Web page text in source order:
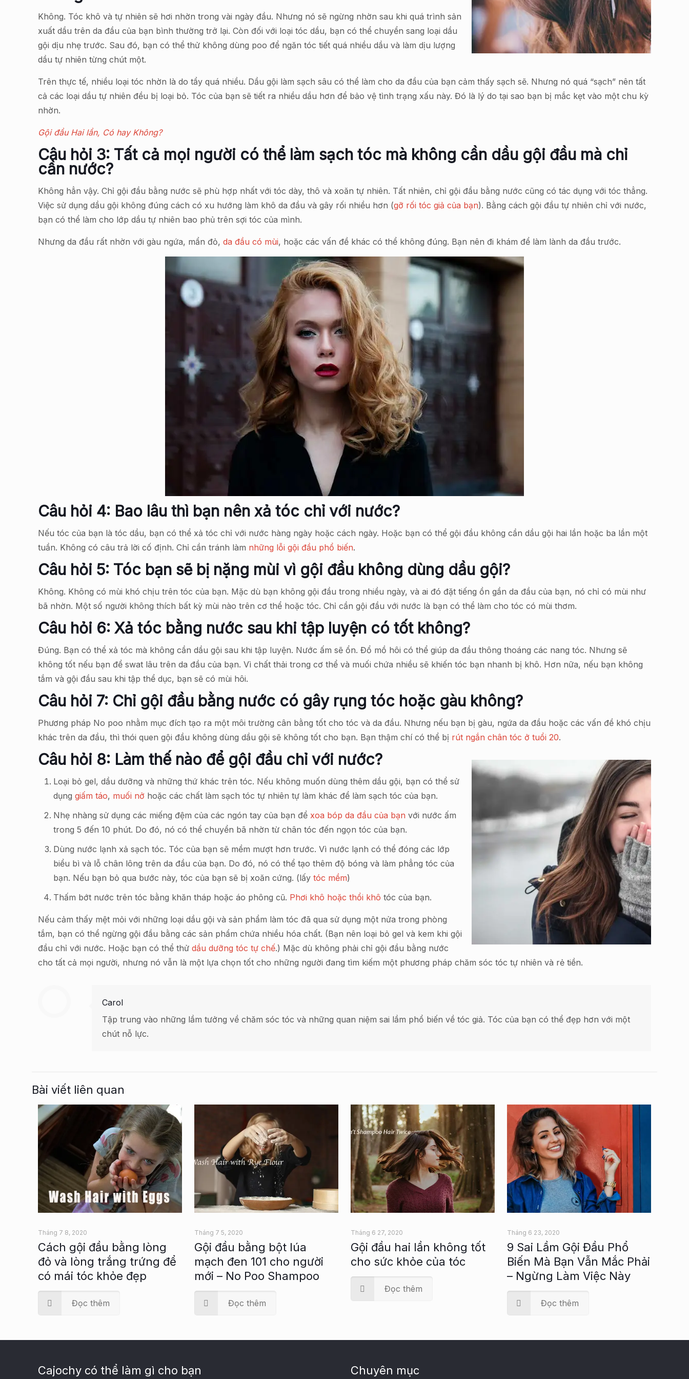
Không. Tóc khô và tự nhiên sẽ hơi nhờn trong vài ngày đầu. Nhưng nó sẽ ngừng nhờn sau khi quá trình sản
xuất dầu trên da đầu của bạn bình thường trở lại. Còn đối với loại tóc dầu, bạn có thể chuyển sang loại dầu
gội dịu nhẹ trước. Sau đó, bạn có thể thử không dùng poo để ngăn tóc tiết quá nhiều dầu và làm dịu lượng
dầu tự nhiên từng chút một.
Trên thực tế, nhiều loại tóc nhờn là do tẩy quá nhiều. Dầu gội làm sạch sâu có thể làm cho da đầu của bạn cảm thấy sạch sẽ. Nhưng nó quá “sạch” nên tất
cả các loại dầu tự nhiên đều bị loại bỏ. Tóc của bạn sẽ tiết ra nhiều dầu hơn để bảo vệ tình trạng xấu này. Đó là lý do tại sao bạn bị mắc kẹt vào một chu kỳ
nhờn.
Gội đầu Hai lần, Có hay Không?
Câu hỏi 3: Tất cả mọi người có thể làm sạch tóc mà không cần dầu gội đầu mà chỉ
cần nước?
Không hẳn vậy. Chỉ gội đầu bằng nước sẽ phù hợp nhất với tóc dày, thô và xoăn tự nhiên. Tất nhiên, chỉ gội đầu bằng nước cũng có tác dụng với tóc thẳng.
Việc sử dụng dầu gội không đúng cách có xu hướng làm khô da đầu và gây rối nhiều hơn (gỡ rối tóc giả của bạn). Bằng cách gội đầu tự nhiên chỉ với nước,
bạn có thể làm cho lớp dầu tự nhiên bao phủ trên sợi tóc của mình.
Nhưng da đầu rất nhờn với gàu ngứa, mẩn đỏ,da đầu có mùi, hoặc các vấn đề khác có thể không đúng. Bạn nên đi khám để làm lành da đầu trước.
Câu hỏi 4: Bao lâu thì bạn nên xả tóc chỉ với nước?
Nếu tóc của bạn là tóc dầu, bạn có thể xả tóc chỉ với nước hàng ngày hoặc cách ngày. Hoặc bạn có thể gội đầu không cần dầu gội hai lần hoặc ba lần một
tuần. Không có câu trả lời cố định. Chỉ cần tránh làm những lỗi gội đầu phổ biến.
Câu hỏi 5: Tóc bạn sẽ bị nặng mùi vì gội đầu không dùng dầu gội?
Không. Không có mùi khó chịu trên tóc của bạn. Mặc dù bạn không gội đầu trong nhiều ngày, và ai đó đặt tiếng ồn gần da đầu của bạn, nó chỉ có mùi như
bã nhờn. Một số người không thích bất kỳ mùi nào trên cơ thể hoặc tóc. Chỉ cần gội đầu với nước là bạn có thể làm cho tóc có mùi thơm.
Câu hỏi 6: Xả tóc bằng nước sau khi tập luyện có tốt không?
Đúng. Bạn có thể xả tóc mà không cần dầu gội sau khi tập luyện. Nước ấm sẽ ổn. Đổ mồ hôi có thể giúp da đầu thông thoáng các nang tóc. Nhưng sẽ
không tốt nếu bạn để swat lâu trên da đầu của bạn. Vì chất thải trong cơ thể và muối chứa nhiều sẽ khiến tóc bạn nhanh bị khô. Hơn nữa, nếu bạn không
tắm và gội đầu sau khi tập thể dục, bạn sẽ có mùi hôi.
Câu hỏi 7: Chỉ gội đầu bằng nước có gây rụng tóc hoặc gàu không?
Phương pháp No poo nhằm mục đích tạo ra một môi trường cân bằng tốt cho tóc và da đầu. Nhưng nếu bạn bị gàu, ngứa da đầu hoặc các vấn đề khó chịu
khác trên da đầu, thì thói quen gội đầu không dùng dầu gội sẽ không tốt cho bạn. Bạn thậm chí có thể bị rút ngắn chân tóc ở tuổi 20.
Câu hỏi 8: Làm thế nào để gội đầu chỉ với nước?
Loại bỏ gel, dầu dưỡng và những thứ khác trên tóc. Nếu không muốn dùng thêm dầu gội, bạn có thể sử
dụnggiấm táo, muối nở hoặc các chất làm sạch tóc tự nhiên tự làm khác để làm sạch tóc của bạn.
Nhẹ nhàng sử dụng các miếng đệm của các ngón tay của bạn đểxoa bóp da đầu của bạn với nước ấm
trong 5 đến 10 phút. Do đó, nó có thể chuyển bã nhờn từ chân tóc đến ngọn tóc của bạn.
Dùng nước lạnh xả sạch tóc. Tóc của bạn sẽ mềm mượt hơn trước. Vì nước lạnh có thể đóng các lớp
biểu bì và lỗ chân lông trên da đầu của bạn. Do đó, nó có thể tạo thêm độ bóng và làm phẳng tóc của
bạn. Nếu bạn bỏ qua bước này, tóc của bạn sẽ bị xoăn cứng. (lấytóc mềm)
Thấm bớt nước trên tóc bằng khăn tháp hoặc áo phông cũ. Phơi khô hoặc thổi khô tóc của bạn.
Nếu cảm thấy mệt mỏi với những loại dầu gội và sản phẩm làm tóc đã qua sử dụng một nửa trong phòng
tắm, bạn có thể ngừng gội đầu bằng các sản phẩm chứa nhiều hóa chất. (Bạn nên loại bỏ gel và kem khi gội
đầu chỉ với nước. Hoặc bạn có thể thửdầu dưỡng tóc tự chế.) Mặc dù không phải chỉ gội đầu bằng nước
cho tất cả mọi người, nhưng nó vẫn là một lựa chọn tốt cho những người đang tìm kiếm một phương pháp chăm sóc tóc tự nhiên và rẻ tiền.
Carol
Tập trung vào những lầm tưởng về chăm sóc tóc và những quan niệm sai lầm phổ biến về tóc giả. Tóc của bạn có thể đẹp hơn với một
chút nỗ lực.
Bài viết liên quan
Tháng 7 8, 2020
Cách gội đầu bằng lòng
đỏ và lòng trắng trứng để
có mái tóc khỏe đẹp
Đọc thêm
Tháng 7 5, 2020
Gội đầu bằng bột lúa
mạch đen 101 cho người
mới – No Poo Shampoo
Đọc thêm
Tháng 6 27, 2020
Gội đầu hai lần không tốt
cho sức khỏe của tóc
Đọc thêm
Tháng 6 23, 2020
9 Sai Lầm Gội Đầu Phổ
Biến Mà Bạn Vẫn Mắc Phải
– Ngừng Làm Việc Này
Đọc thêm
Cajochy có thể làm gì cho bạn Chuyên mục